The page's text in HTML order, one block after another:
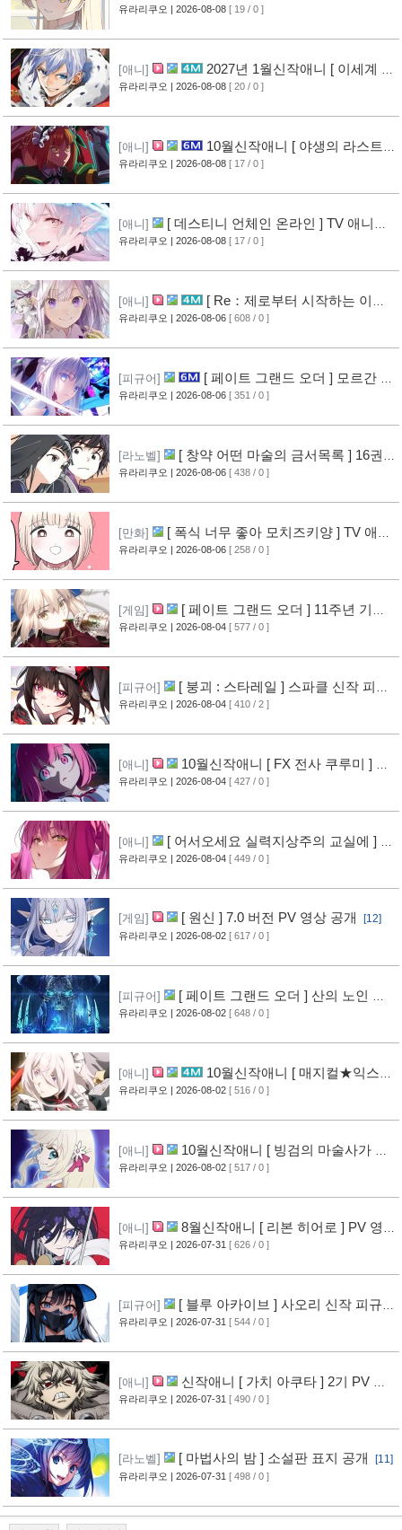
작 피규어 공개
유라리쿠오 | 2026-08-08 [ 19 / 0 ]
[애니]
2027년 1월신작애니 [ 이세계 전
생 소동기 ] PV 영상 공개
유라리쿠오 | 2026-08-08 [ 20 / 0 ]
[애니]
10월신작애니 [ 야생의 라스트
보스가 나타났다! ] 2기 PV 영상 공개
유라리쿠오 | 2026-08-08 [ 17 / 0 ]
[애니]
[ 데스티니 언체인 온라인 ] TV 애니메
이션화 결정
유라리쿠오 | 2026-08-08 [ 17 / 0 ]
[애니]
[ Re：제로부터 시작하는 이세
계 생활 ] 4기 탈환편 PV 영상 공개
유라리쿠오 | 2026-08-06 [ 608 / 0 ]
[피규어]
[ 페이트 그랜드 오더 ] 모르간 르
페이 신작 피규어 공개
[6]
유라리쿠오 | 2026-08-06 [ 351 / 0 ]
[라노벨]
[ 창약 어떤 마술의 금서목록 ] 16권
표지 공개
[8]
유라리쿠오 | 2026-08-06 [ 438 / 0 ]
[만화]
[ 폭식 너무 좋아 모치즈키양 ] TV 애니
메이션화 결정 [9]
유라리쿠오 | 2026-08-06 [ 258 / 0 ]
[게임]
[ 페이트 그랜드 오더 ] 11주년 기념
영상 공개
[8]
유라리쿠오 | 2026-08-04 [ 577 / 0 ]
[피규어]
[ 붕괴 : 스타레일 ] 스파클 신작 피규
어 공개
[5]
유라리쿠오 | 2026-08-04 [ 410 / 2 ]
[애니]
10월신작애니 [ FX 전사 쿠루미 ] PV
영상 공개
[6]
유라리쿠오 | 2026-08-04 [ 427 / 0 ]
[애니]
[ 어서오세요 실력지상주의 교실에 ] 블
루레이 VOL.2 표지 공개 [7]
유라리쿠오 | 2026-08-04 [ 449 / 0 ]
[게임] [ 원신 ] 7.0 버전 PV 영상 공개 [12]
유라리쿠오 | 2026-08-02 [ 617 / 0 ]
[피규어]
[ 페이트 그랜드 오더 ] 산의 노인 신
작 피규어 공개 [16]
유라리쿠오 | 2026-08-02 [ 648 / 0 ]
[애니]
10월신작애니 [ 매지컬★익스플
로러 ] PV 영상 공개 [11]
유라리쿠오 | 2026-08-02 [ 516 / 0 ]
[애니]
10월신작애니 [ 빙검의 마술사가 세
계를 다스린다 ] 2기 PV 영상 공개
유라리쿠오 | 2026-08-02 [ 517 / 0 ]
[애니]
8월신작애니 [ 리본 히어로 ] PV 영
상 공개
[11]
유라리쿠오 | 2026-07-31 [ 626 / 0 ]
[피규어]
[ 블루 아카이브 ] 사오리 신작 피규어
공개 [10]
유라리쿠오 | 2026-07-31 [ 544 / 0 ]
[애니]
신작애니 [ 가치 아쿠타 ] 2기 PV 영
상 공개
[13]
유라리쿠오 | 2026-07-31 [ 490 / 0 ]
[라노벨] [ 마법사의 밤 ] 소설판 표지 공개 [11]
유라리쿠오 | 2026-07-31 [ 498 / 0 ]